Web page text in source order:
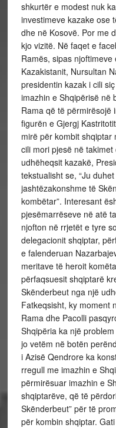
shkurtër e modest nuk
investimeve kazake ose
dhe në Kosovë. Por me
kjo vizitë. Në faqet e
Ramës, sipas
Kazakistanit, Nursultan
presidentin kazak i cili
imazhin e Shqipërisë në
Rama që të përmirësojë
figurën e Gjergj
mirë për kombit shqiptar
cili mori pjesë në
udhëheqsit kazakë,
tekstualisht se, “Ju
jashtëzakonshme të
kombëtar”. Interesant
pjesëmarrëseve në atë
njofton në rrjetët e tyre
delegacionit shqiptar,
e falenderuan
meritave të heroit
përfaqsuesit shqiptarë
Skënderbeut nga një
Fatkeqsisht, ky moment
Rama dhe Pacolli
Shqipëria ka një
jo vetëm në botën
i Azisë Qendrore ka
rregull me imazhin e
përmirësuar imazhin e
shqiptarëve, që të
Skënderbeut” për të
për kombin shqiptar.